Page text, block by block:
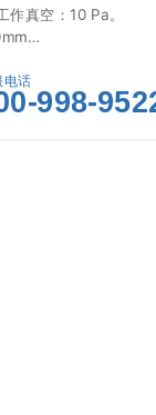
真空：10 Pa。
电话
998-